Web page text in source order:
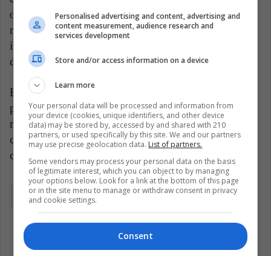
octubre, ha tomado en las últimas semanas varias
medidas que buscan paliar la fuerte pérdida de
ingresos de los hogares, pero sus efectos son aún
desconocidos.
En este escenario, y con pronósticos para los
próximos meses de una inflación que permanecerá
muy elevada y de una economía en contracción,
consultores privados proyectan tasas de pobreza
cercanas al 42 % para finales de este año.
Argentina Economía Latinoamérica
Pobreza Política latinoamericana
Política y economía
Personalised advertising and content, advertising and
content measurement, audience research and
services development
Store and/or access information on a device
Learn more
Your personal data will be processed and information from
your device (cookies, unique identifiers, and other device
data) may be stored by, accessed by and shared with 210
partners, or used specifically by this site. We and our partners
may use precise geolocation data. List of partners.
Some vendors may process your personal data on the basis
of legitimate interest, which you can object to by managing
your options below. Look for a link at the bottom of this page
or in the site menu to manage or withdraw consent in privacy
and cookie settings.
Consent